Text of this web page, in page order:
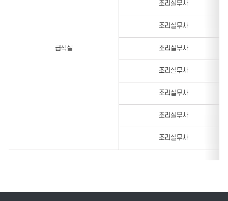
급식실
조리실무사
조리실무사
조리실무사
조리실무사
조리실무사
조리실무사
조리실무사